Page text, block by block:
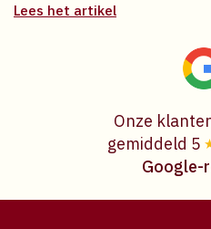
Lees het artikel
Onze
gemiddeld 5
Google-